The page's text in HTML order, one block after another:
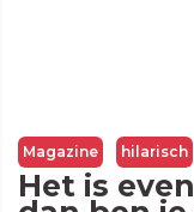
Magazine hilarisch
Het is